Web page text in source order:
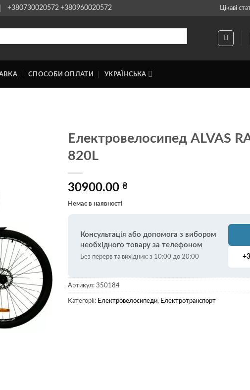
+380730020572 +380960020572 Цікаві
СПОСОБИ ОПЛАТИ УКРАЇНСЬКА
Електровелосипед ALVAS
820L
30900.00 ₴
Немає в наявності
Консультація або допомога з вибором
необхідного товару за телефоном
Без перерв та вихідних: з 10:00 до 20:00
Артикул: 350184
Категорії: Електровелосипеди, Електротранспорт